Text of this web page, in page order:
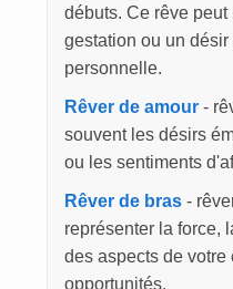
débuts. Ce rêve
gestation ou un
personnelle.
Rêver de amour-
souvent les désirs
ou les sentiments
Rêver de bras-
représenter la force,
des aspects de
opportunités.